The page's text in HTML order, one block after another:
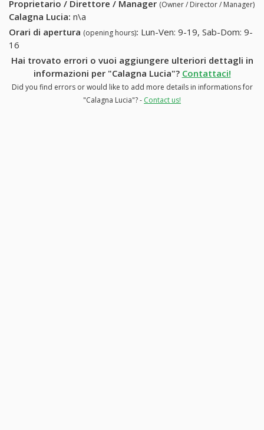
Proprietario / Direttore / Manager (Owner / Director / Manager)
Calagna Lucia: n\a
Orari di apertura (opening hours): Lun-Ven: 9-19, Sab-Dom: 9-
16
Hai trovato errori o vuoi aggiungere ulteriori dettagli in
informazioni per "Calagna Lucia"? Contattaci!
Did you find errors or would like to add more details in informations for
"Calagna Lucia"? - Contact us!